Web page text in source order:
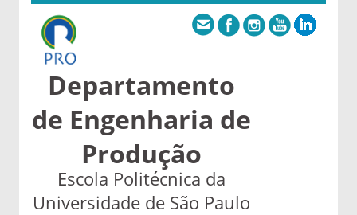
Departamento
de Engenharia de
Produção
Escola Politécnica da
Universidade de São Paulo